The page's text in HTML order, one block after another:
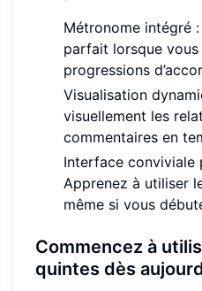
Métronome intégré
parfait lorsque
progressions
Visualisation
visuellement les
commentaires en
Interface conviviale
Apprenez à utiliser
même si vous
Commencez à
quintes dès